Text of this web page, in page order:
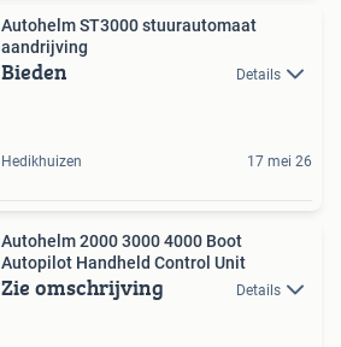
Autohelm ST3000 stuurautomaat
aandrijving
Bieden Details
Hedikhuizen 17 mei 26
Autohelm 2000 3000 4000 Boot
Autopilot Handheld Control Unit
Zie omschrijving Details